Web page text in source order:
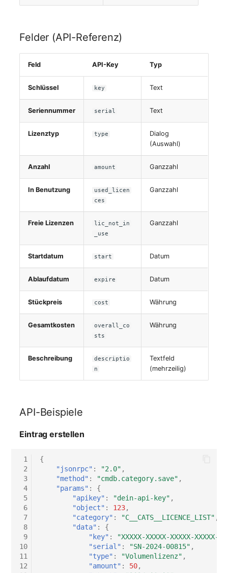
Felder (API-Referenz)
Feld API-Key Typ
Schlüssel key Text
Seriennummer serial Text
Lizenztyp type
Dialog
(Auswahl)
Anzahl amount Ganzzahl
In Benutzung
used_licen
ces
Ganzzahl
Freie Lizenzen
lic_not_in
_use
Ganzzahl
Startdatum start Datum
Ablaufdatum expire Datum
Stückpreis cost Währung
Gesamtkosten
overall_co
sts
Währung
Beschreibung
descriptio
n
Textfeld
(mehrzeilig)
API-Beispiele
Eintrag erstellen
1
2
3
4
5
6
7
8
9
10
11
12
{
"jsonrpc" : "2.0" ,
"method" : "cmdb.category.save" ,
"params" :
{
"apikey" : "dein-api-key" ,
"object" : 123,
"category" : "C__CATS__LICENCE_LIST" ,
"data" :
{
"key" :
"XXXXX-XXXXX-XXXXX-XXXXX-
"serial" : "SN-2024-00815" ,
"type" : "Volumenlizenz" ,
"amount" : 50,